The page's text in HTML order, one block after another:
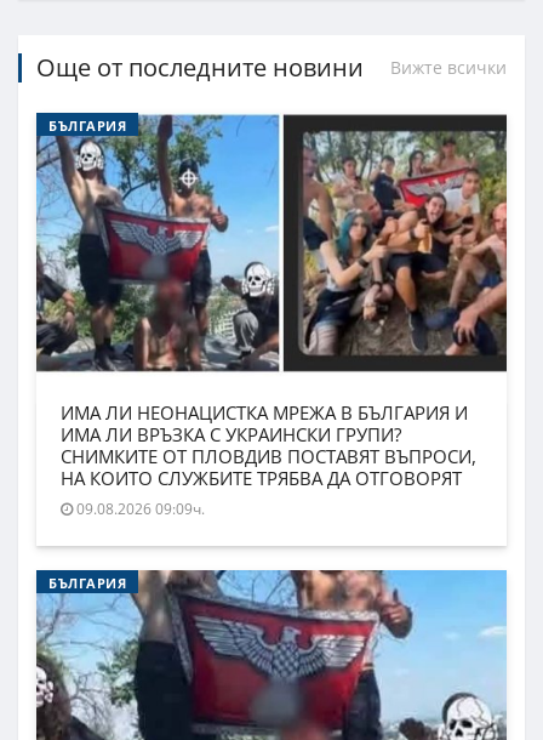
Още от последните новини Вижте всички
БЪЛГАРИЯ
ИМА ЛИ НЕОНАЦИСТКА МРЕЖА В БЪЛГАРИЯ И
ИМА ЛИ ВРЪЗКА С УКРАИНСКИ ГРУПИ?
СНИМКИТЕ ОТ ПЛОВДИВ ПОСТАВЯТ ВЪПРОСИ,
НА КОИТО СЛУЖБИТЕ ТРЯБВА ДА ОТГОВОРЯТ
09.08.2026 09:09ч.
БЪЛГАРИЯ